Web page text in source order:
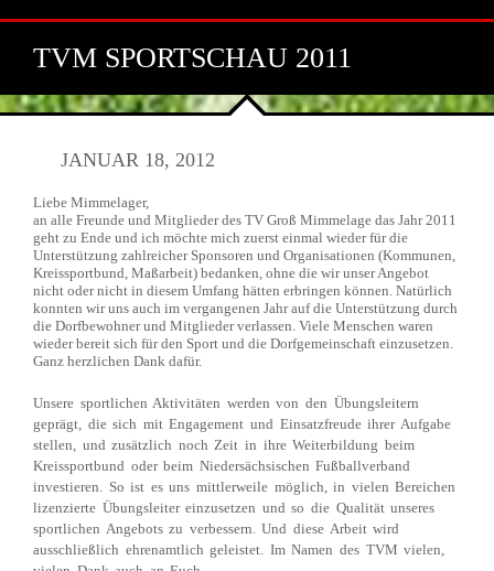
TVM SPORTSCHAU 2011
JANUAR 18, 2012
Liebe Mimmelager,
an alle Freunde und Mitglieder des TV Groß Mimmelage das Jahr 2011
geht zu Ende und ich möchte mich zuerst einmal wieder für die
Unterstützung zahlreicher Sponsoren und Organisationen (Kommunen,
Kreissportbund, Maßarbeit) bedanken, ohne die wir unser Angebot
nicht oder nicht in diesem Umfang hätten erbringen können. Natürlich
konnten wir uns auch im vergangenen Jahr auf die Unterstützung durch
die Dorfbewohner und Mitglieder verlassen. Viele Menschen waren
wieder bereit sich für den Sport und die Dorfgemeinschaft einzusetzen.
Ganz herzlichen Dank dafür.
Unsere sportlichen Aktivitäten werden von den Übungsleitern
geprägt, die sich mit Engagement und Einsatzfreude ihrer Aufgabe
stellen, und zusätzlich noch Zeit in ihre Weiterbildung beim
Kreissportbund oder beim Niedersächsischen Fußballverband
investieren. So ist es uns mittlerweile möglich, in vielen Bereichen
lizenzierte Übungsleiter einzusetzen und so die Qualität unseres
sportlichen Angebots zu verbessern. Und diese Arbeit wird
ausschließlich ehrenamtlich geleistet. Im Namen des TVM vielen,